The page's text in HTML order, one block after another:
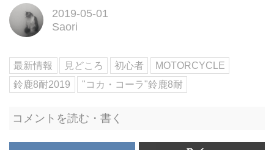
届けします。
2019-05-01
Saori
最新情報 見どころ 初心者
MOTORCYCLE
鈴鹿8耐2019
"コカ・コーラ"鈴鹿8耐
コメントを読む・書く